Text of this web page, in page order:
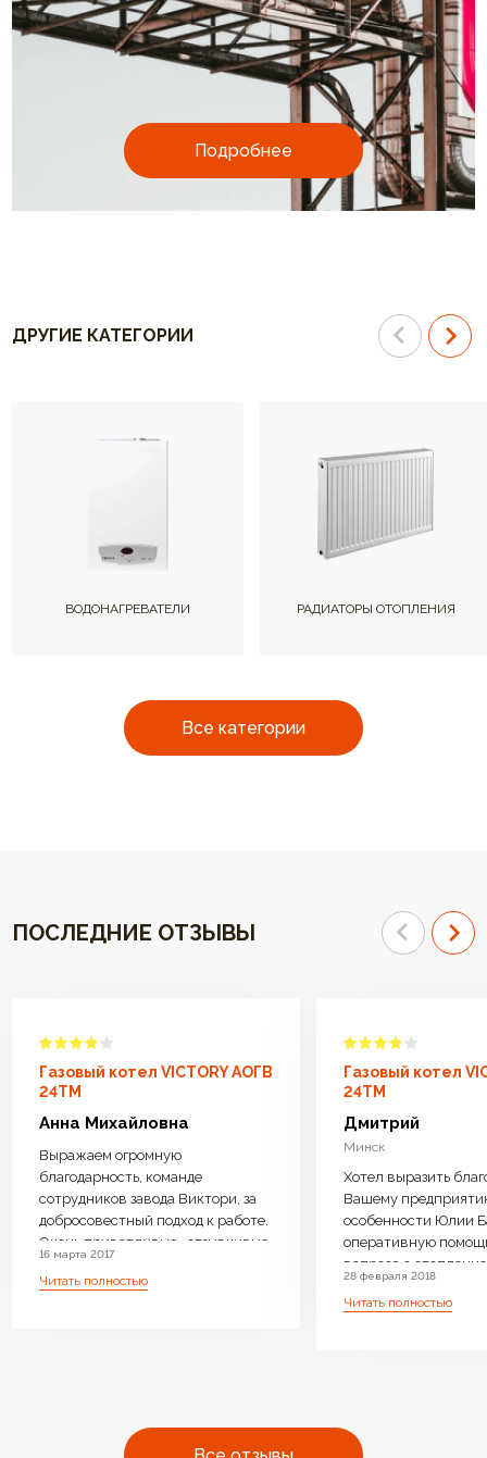
Подробнее
ДРУГИЕ КАТЕГОРИИ
Все категории
ВОДОНАГРЕВАТЕЛИ РАДИАТОРЫ ОТОПЛЕНИЯ
ПОСЛЕДНИЕ ОТЗЫВЫ
Газовый котел VICTORY АОГВ
24TM
Анна Михайловна
Выражаем огромную
благодарность, команде
сотрудников завода Виктори, за
добросовестный подход к работе.
Очень приветливые , отзывчивые
менеджеры ответили на все
интересующие вопросы, дали
чисто . Оборудование работает
16 марта 2017
Читать полностью
Газовый котел
24TM
Дмитрий
Минск
Хотел выразить
Вашему
особенности Юлии
оперативную
вопроса с
возможность
замены
очень много людей
28 февраля 2018
Читать полностью